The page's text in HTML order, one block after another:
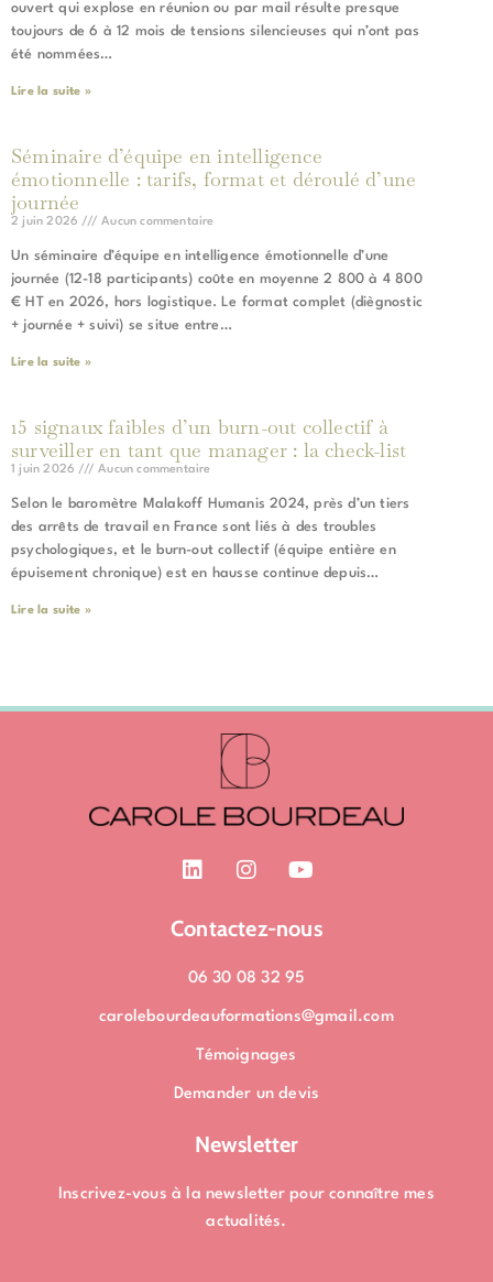
ouvert qui explose en réunion ou par mail résulte presque
toujours de 6 à 12 mois de tensions silencieuses qui n’ont pas
été nommées…
Lire la suite »
Séminaire d’équipe en intelligence
émotionnelle : tarifs, format et déroulé d’une
journée
2 juin 2026 Aucun commentaire
Un séminaire d’équipe en intelligence émotionnelle d’une
journée (12-18 participants) coûte en moyenne 2 800 à 4 800
€ HT en 2026, hors logistique. Le format complet (diègnostic
+ journée + suivi) se situe entre…
Lire la suite »
15 signaux faibles d’un burn-out collectif à
surveiller en tant que manager : la check-list
1 juin 2026 Aucun commentaire
Selon le baromètre Malakoff Humanis 2024, près d’un tiers
des arrêts de travail en France sont liés à des troubles
psychologiques, et le burn-out collectif (équipe entière en
épuisement chronique) est en hausse continue depuis…
Lire la suite »
L
i
k
d
n
I
n
t
g
a
Y
o
t
b
Contactez-nous
06 30 08 32 95
carolebourdeauformations@gmail.com
Témoignages
Demander un devis
Newsletter
Inscrivez-vous à la newsletter pour connaître mes
actualités.